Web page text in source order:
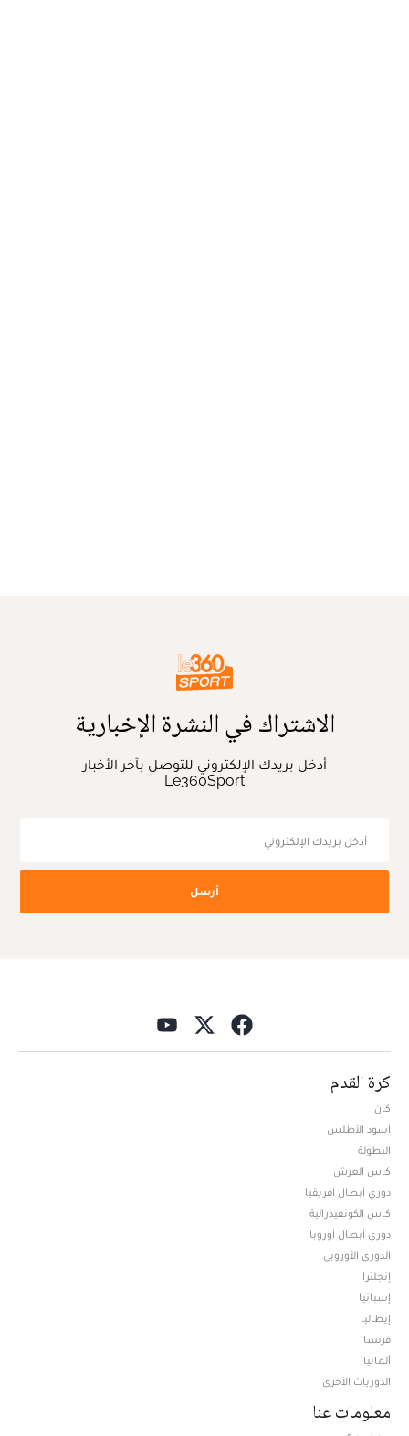
الاشتراك في النشرة الإخبارية
أدخل بريدك الإلكتروني للتوصل بآخر الأخبار
Le360Sport
أرسل
كرة القدم
كان
أسود الأطلس
البطولة
كأس العرش
دوري أبطال افريقيا
كأس الكونفيدرالية
دوري أبطال أوروبا
الدوري الأوروبي
إنجلترا
إسبانيا
إيطاليا
فرنسا
ألمانيا
الدوريات الأخرى
معلومات عنا